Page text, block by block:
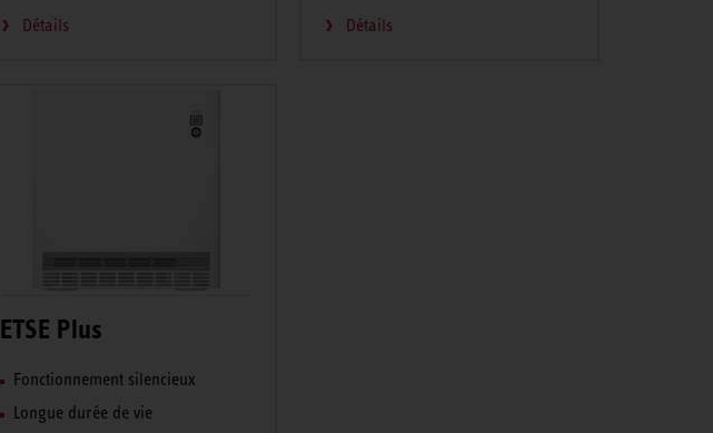
Détails Détails
ETSE Plus
Fonctionnement silencieux
Longue durée de vie